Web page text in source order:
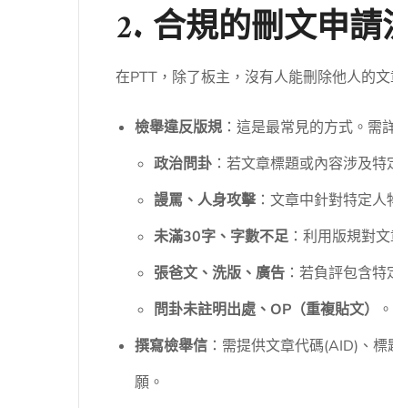
2. 合規的刪文申
在PTT，除了板主，沒有人能刪除他人的
檢舉違反版規：這是最常見的方式。需
政治問卦：若文章標題或內容涉及特
謾罵、人身攻擊：文章中針對特定人
未滿30字、字數不足：利用版規對
張爸文、洗版、廣告：若負評包含特
問卦未註明出處、OP（重複貼文）
。
撰寫檢舉信：需提供文章代碼(AID)、
願。